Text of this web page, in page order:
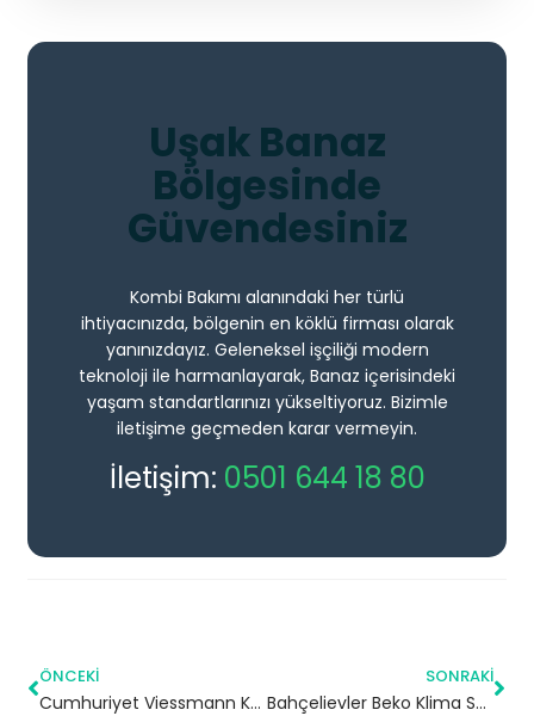
Uşak Banaz
Bölgesinde
Güvendesiniz
Kombi Bakımı alanındaki her türlü
ihtiyacınızda, bölgenin en köklü firması olarak
yanınızdayız. Geleneksel işçiliği modern
teknoloji ile harmanlayarak, Banaz içerisindeki
yaşam standartlarınızı yükseltiyoruz. Bizimle
iletişime geçmeden karar vermeyin.
İletişim: 0501 644 18 80
ÖNCEKI
Cumhuriyet Viessmann Kombi Servisi – Beylikdüzü Yetkili Servis
SONRAKI
Bahçelievler Beko Klima Servisi – 7/24 Klima Tamiri – Klima Bakımı